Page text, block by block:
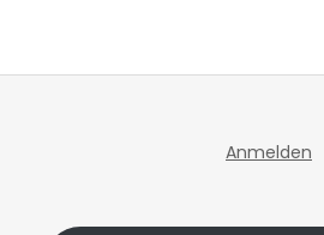
Anmelden